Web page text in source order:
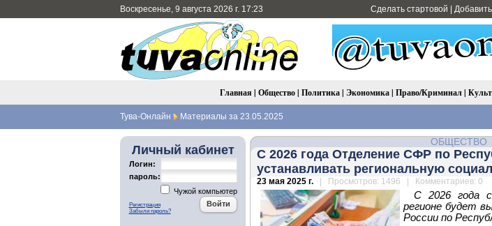
Воскресенье, 9 августа 2026 г. 17:23 Сделать стартовой
Главная | Общество| Политика| Экономика| Право/Криминал|
Тува-Онлайн Материалы за 23.05.2025
Личный кабинет
Логин:
пароль:
Чужой компьютер
Регистрация
Забыли пароль?
ОБЩЕСТВО
С 2026 года Отделение СФР по
устанавливать региональную
23 мая 2025 г. | Просмотров: 1496 | Комментариев: 0
С 2026 года
регионе будет
России по